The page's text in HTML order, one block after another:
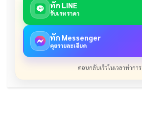
ทัก LINE
รับเรทราคา
ทัก Messenger
คุยรายละเอียด
ตอบกลับเร็วในเวลาทำการ